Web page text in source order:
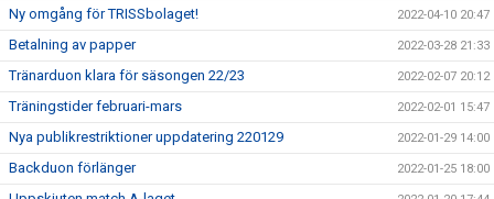
Ny omgång för TRISSbolaget! 2022-04-10 20:47
Betalning av papper 2022-03-28 21:33
Tränarduon klara för säsongen 22/23 2022-02-07 20:12
Träningstider februari-mars 2022-02-01 15:47
Nya publikrestriktioner uppdatering 220129 2022-01-29 14:00
Backduon förlänger 2022-01-25 18:00